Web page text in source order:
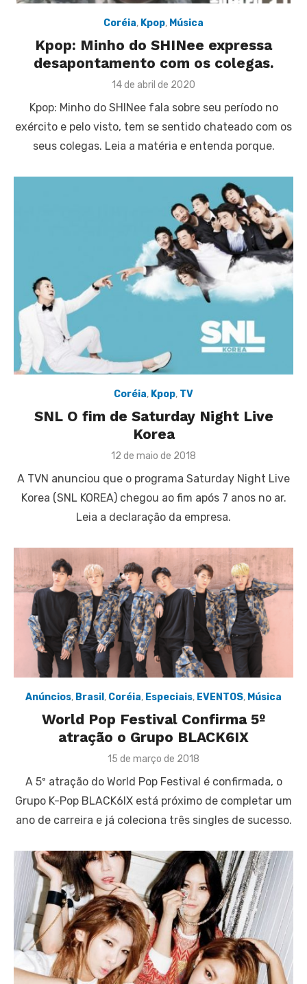
Coréia, Kpop, Música
Kpop: Minho do SHINee expressa
desapontamento com os colegas.
Posted
14 de abril de 2020
Kpop: Minho do SHINee fala sobre seu período no
exército e pelo visto, tem se sentido chateado com os
seus colegas. Leia a matéria e entenda porque.
Coréia, Kpop, TV
SNL O fim de Saturday Night Live
Korea
Posted
12 de maio de 2018
A TVN anunciou que o programa Saturday Night Live
Korea (SNL KOREA) chegou ao fim após 7 anos no ar.
Leia a declaração da empresa.
Anúncios, Brasil , Coréia, Especiais, EVENTOS, Música
World Pop Festival Confirma 5º
atração o Grupo BLACK6IX
Posted
15 de março de 2018
A 5º atração do World Pop Festival é confirmada, o
Grupo K-Pop BLACK6IX está próximo de completar um
ano de carreira e já coleciona três singles de sucesso.